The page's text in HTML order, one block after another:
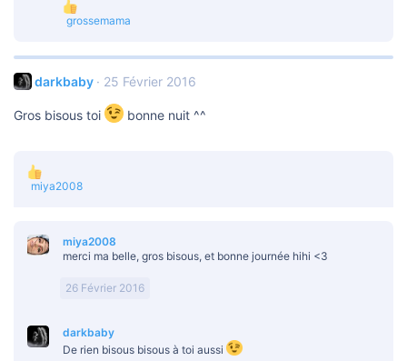
L
r
é
t
s
:
grossemama
darkbaby 25 Février 2016
Gros bisous toi bonne nuit ^^
L
é
a
n
s
miya2008
miya2008
merci ma belle, gros bisous, et bonne journée hihi <3
26 Février 2016
darkbaby
De rien bisous bisous à toi aussi